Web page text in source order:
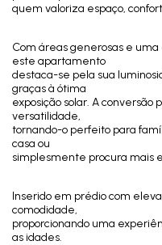
quem valoriza espaço,
Com áreas generosas e
este apartamento
destaca-se pela sua
graças à ótima
exposição solar. A conversão
versatilidade,
tornando-o perfeito para
casa ou
simplesmente procura mais
Inserido em prédio com
comodidade,
proporcionando uma
as idades.